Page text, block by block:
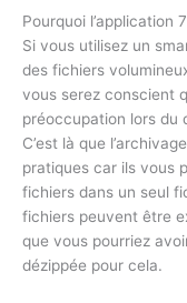
Pourquoi l’application
Si vous utilisez un
des fichiers
vous serez conscient
préoccupation lors du
C’est là que
pratiques car ils vous
fichiers dans un seul
fichiers peuvent être
que vous pourriez
dézippée pour cela.